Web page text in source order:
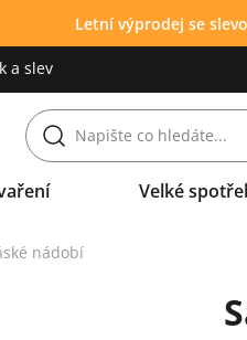
Letní výprodej se
a slev
Velké
nádobí